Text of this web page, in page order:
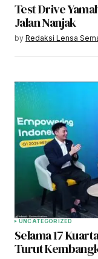
Test Drive
Jalan Nanjak
by Redaksi Lensa
UNCATEGORIZED
Selama 17
Turut